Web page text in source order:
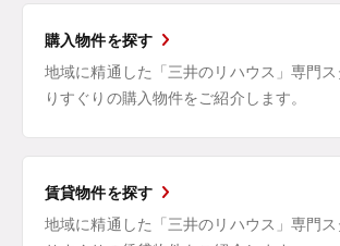
購入物件を探す
地域に精通した「三井のリハウス」専門
りすぐりの購入物件をご紹介します。
賃貸物件を探す
地域に精通した「三井のリハウス」専門